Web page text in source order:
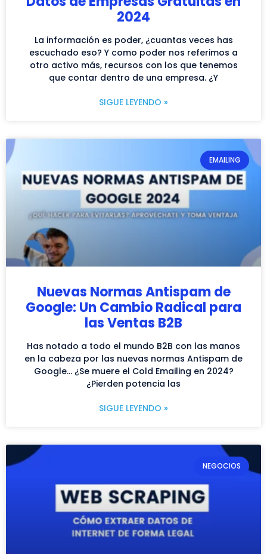
2024
La información es poder, ¿cuantas veces has
escuchado eso? Y como poder nos referimos a
otro activo más, recursos con los que tenemos
que contar dentro de una empresa. ¿Y
SIGUE LEYENDO »
EMAILING
Nuevas Normas Antispam de
Google: Un Cambio Radical para
las Ventas B2B
Has notado a todo el mundo B2B con las manos
en la cabeza por las nuevas normas Antispam de
Google… ¿Se muere el Cold Emailing en 2024?
¿Pierden potencia las
SIGUE LEYENDO »
NEGOCIOS